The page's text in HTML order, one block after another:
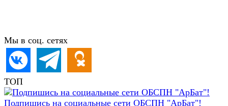
Мы в соц. сетях
ТОП
Подпишись на социальные сети ОБСПН "АрБат"!